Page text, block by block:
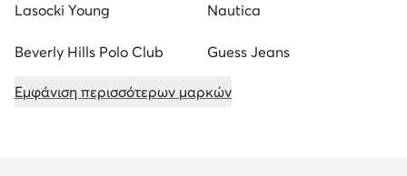
Lasocki Young Nautica
Beverly Hills Polo Club Guess Jeans
Εμφάνιση περισσότερων μαρκών